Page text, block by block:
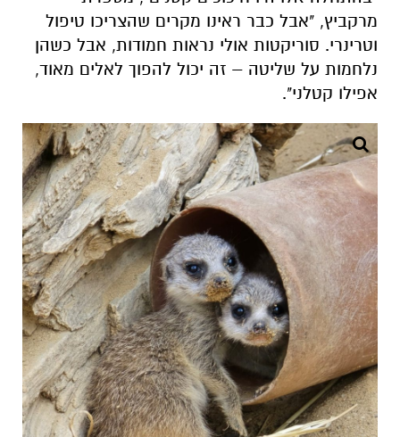
מרקביץ, "אבל כבר ראינו מקרים שהצריכו טיפול
וטרינרי. סוריקטות אולי נראות חמודות, אבל כשהן
נלחמות על שליטה – זה יכול להפוך לאלים מאוד,
אפילו קטלני".